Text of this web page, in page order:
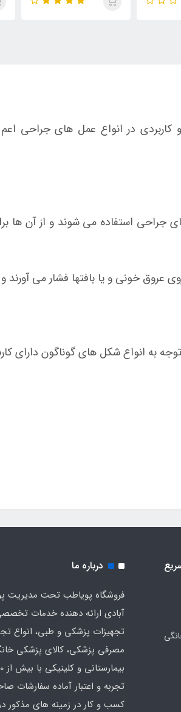
کاربردی در انواع عمل های
استفاده می شوند و از آن ها
خونی و یا بافتها فشار می
به انواع شکل های گوناگون دارای
درباره ما
فروشگاه پویاطب تحت مدیریت
آبادی ارائه دهنده خدمات
تجهیزات پزشکی و طبی، انواع
مصرفی پزشکی، کالای پزشکی
تجربه و اعتبار آماده سفارشات
کسب و کار در زمینه های مذکور